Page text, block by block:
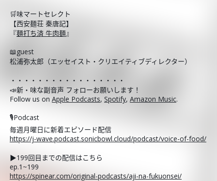
🛒味マートセレクト
【西安麺荘 秦唐記】
『麺打ち済 牛肉麺』
📖guest
松浦弥太郎（エッセイスト・クリエイティブディレクター）
・・・・・・・・・・・・・・・・・
📣新・味な副音声 フォローお願いします！
Follow us on Apple Podcasts, Spotify, Amazon Music.
🎙️Podcast
毎週月曜日に新着エピソード配信
https://j-wave.podcast.sonicbowl.cloud/podcast/voice-of-food/
▶︎199回目までの配信はこちら
ep.1~199
https://spinear.com/original-podcasts/aji-na-fukuonsei/